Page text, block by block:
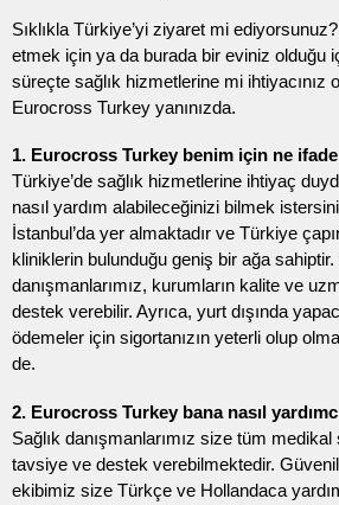
Sıklıkla Türkiye’yi ziyaret mi
etmek için ya da burada bir eviniz olduğu
süreçte sağlık hizmetlerine mi ihtiyacınız
Eurocross Turkey yanınızda.
1. Eurocross Turkey benim için ne
Türkiye’de sağlık hizmetlerine ihtiyaç
nasıl yardım alabileceğinizi bilmek
İstanbul’da yer almaktadır ve Türkiye
kliniklerin bulunduğu geniş bir ağa sahiptir.
danışmanlarımız, kurumların kalite ve
destek verebilir. Ayrıca, yurt dışında
ödemeler için sigortanızın yeterli olup
de.
2. Eurocross Turkey bana nasıl
Sağlık danışmanlarımız size tüm medikal
tavsiye ve destek verebilmektedir.
ekibimiz size Türkçe ve Hollandaca